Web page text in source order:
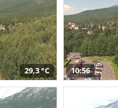
29,3 °C 10:56